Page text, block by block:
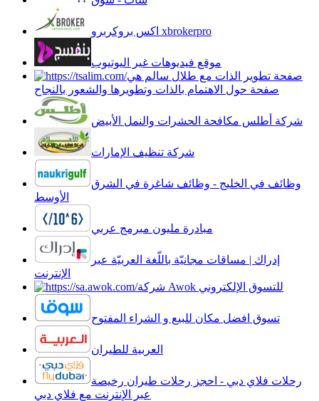
اكس بروكربرو xbrokerpro
موقع فيديوهات غير اليوتيوب
صفحة تطوير الذات مع طلال سالم هي
صفحة حول الاهتمام بالذات وتطويرها والشعور بالنجاح
شركة أطلس مكافحة الحشرات والنمل الأبيض
شركة تنظيف الإمارات
وظائف في الخليج - وظائف شاغرة في الشرق
الأوسط
مبادرة مليون مبرمج عربي
إدراك | مساقات مجانيّة باللّغة العربيّة عبر
الإنترنت
شركة Awok للتسوق الإلكتروني
تسوق افضل مكان للبيع و الشراء المفتوح
العربية للطيران
رحلات فلاي دبي - احجز رحلات طيران رخيصة
عبر الإنترنت مع فلاي دبي